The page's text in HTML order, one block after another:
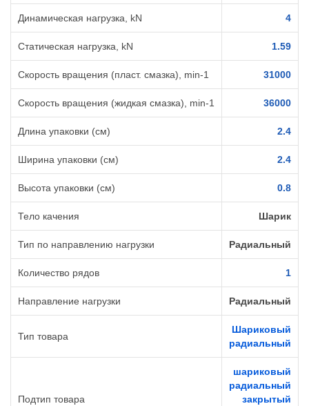
Динамическая нагрузка, kN 4
Статическая нагрузка, kN 1.59
Скорость вращения (пласт. смазка), min-1 31000
Скорость вращения (жидкая смазка), min-1 36000
Длина упаковки (см) 2.4
Ширина упаковки (см) 2.4
Высота упаковки (см) 0.8
Тело качения Шарик
Тип по направлению нагрузки Радиальный
Количество рядов 1
Направление нагрузки Радиальный
Тип товара
Шариковый
радиальный
Подтип товара
шариковый
радиальный
закрытый